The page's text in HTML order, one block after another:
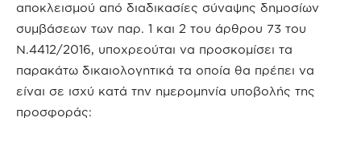
αποκλεισμού από διαδικασίες σύναψης δημοσίων
συμβάσεων των παρ. 1 και 2 του άρθρου 73 του
Ν.4412/2016, υποχρεούται να προσκομίσει τα
παρακάτω δικαιολογητικά τα οποία θα πρέπει να
είναι σε ισχύ κατά την ημερομηνία υποβολής της
προσφοράς: